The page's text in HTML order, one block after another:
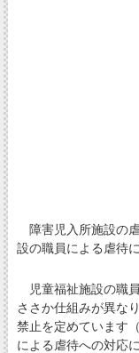
障害児入所施設の
設の職員による虐待
児童福祉施設の職
ささか仕組みが異な
禁止を定めています
による虐待への対応